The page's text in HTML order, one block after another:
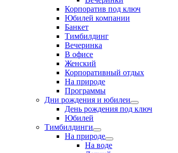
Корпоратив под ключ
Юбилей компании
Банкет
Тимбилдинг
Вечеринка
В офисе
Женский
Корпоративный отдых
На природе
Программы
Дни рождения и юбилеи
День рождения под ключ
Юбилей
Тимбилдинги
На природе
На воде